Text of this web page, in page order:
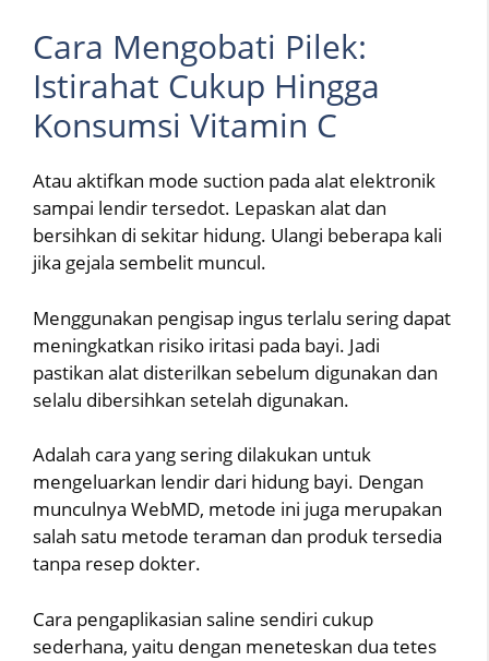
Cara Mengobati Pilek:
Istirahat Cukup Hingga
Konsumsi Vitamin C
Atau aktifkan mode suction pada alat elektronik
sampai lendir tersedot. Lepaskan alat dan
bersihkan di sekitar hidung. Ulangi beberapa kali
jika gejala sembelit muncul.
Menggunakan pengisap ingus terlalu sering dapat
meningkatkan risiko iritasi pada bayi. Jadi
pastikan alat disterilkan sebelum digunakan dan
selalu dibersihkan setelah digunakan.
Adalah cara yang sering dilakukan untuk
mengeluarkan lendir dari hidung bayi. Dengan
munculnya WebMD, metode ini juga merupakan
salah satu metode teraman dan produk tersedia
tanpa resep dokter.
Cara pengaplikasian saline sendiri cukup
sederhana, yaitu dengan meneteskan dua tetes